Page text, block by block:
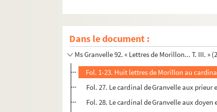
Dans le document :
Ms Granvelle 90. « Lettres de Maxim.
Ms Granvelle 91. « Lettres de Morillon... T. II.
Ms Granvelle 92. « Lettres de Morillon... T. III. »
Fol. 1-23. Huit lettres de Morillon au
Fol. 27. Le cardinal de Granvelle aux
Fol. 28. Le cardinal de Granvelle aux